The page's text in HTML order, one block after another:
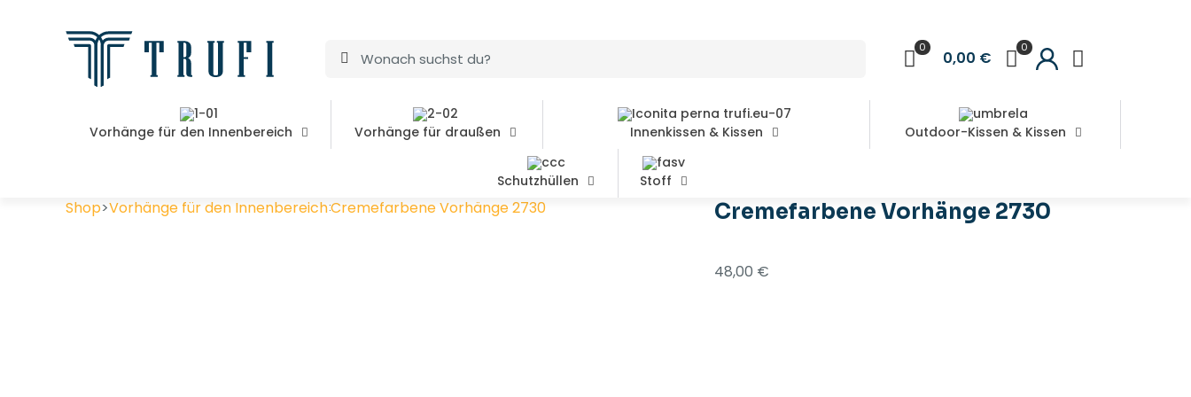
0
0,00 €
0
Vorhänge für den Innenbereich Vorhänge für draußen Innenkissen & Kissen Outdoor-Kissen & Kissen
Schutzhüllen Stoff
Shop>Vorhänge für den Innenbereich>Cremefarbene Vorhänge 2730 Cremefarbene Vorhänge 2730
48,00 €